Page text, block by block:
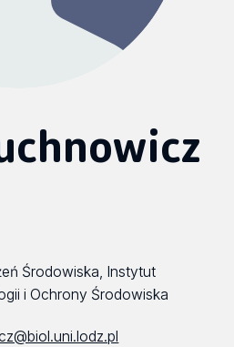
Środowiska, Instytut
i Ochrony Środowiska